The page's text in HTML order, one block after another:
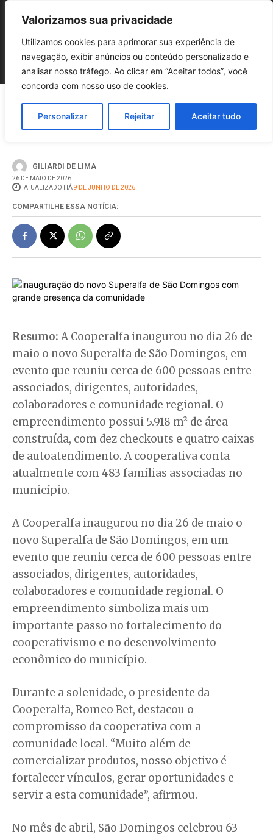
Valorizamos sua privacidade
Utilizamos cookies para aprimorar sua experiência de
navegação, exibir anúncios ou conteúdo personalizado e
analisar nosso tráfego. Ao clicar em “Aceitar todos”, você
concorda com nosso uso de cookies.
Personalizar Rejeitar Aceitar tudo
Cooperalfa inaugura novo
Superalfa em São Domingos
GILIARDI DE LIMA
26 DE MAIO DE 2026
ATUALIZADO HÁ9 DE JUNHO DE 2026
COMPARTILHE ESSA NOTÍCIA:
Resumo: A Cooperalfa inaugurou no dia 26 de
maio o novo Superalfa de São Domingos, em
evento que reuniu cerca de 600 pessoas entre
associados, dirigentes, autoridades,
colaboradores e comunidade regional. O
empreendimento possui 5.918 m² de área
construída, com dez checkouts e quatro caixas
de autoatendimento. A cooperativa conta
atualmente com 483 famílias associadas no
município.
A Cooperalfa inaugurou no dia 26 de maio o
novo Superalfa de São Domingos, em um
evento que reuniu cerca de 600 pessoas entre
associados, dirigentes, autoridades,
colaboradores e comunidade regional. O
empreendimento simboliza mais um
importante passo no fortalecimento do
cooperativismo e no desenvolvimento
econômico do município.
Durante a solenidade, o presidente da
Cooperalfa, Romeo Bet, destacou o
compromisso da cooperativa com a
comunidade local. “Muito além de
comercializar produtos, nosso objetivo é
fortalecer vínculos, gerar oportunidades e
servir a esta comunidade”, afirmou.
No mês de abril, São Domingos celebrou 63